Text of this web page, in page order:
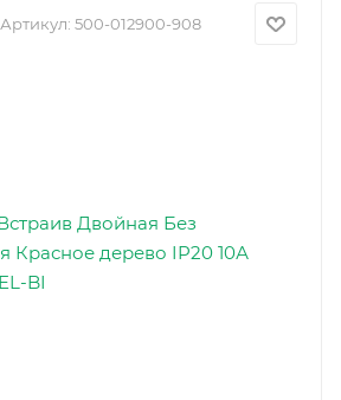
Артикул: 500-012900-908